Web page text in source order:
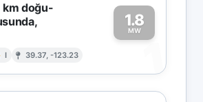
km doğu-
I 39.37, -123.23
1.8
MW
1